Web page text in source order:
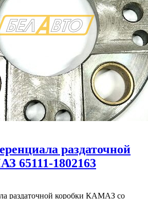
раздаточной
65111-1802163
раздаточной коробки КАМАЗ со